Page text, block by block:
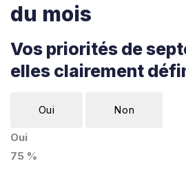
du mois
Vos priorités de
elles clairement
Oui Non
Oui
75 %